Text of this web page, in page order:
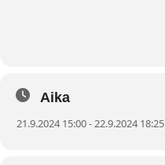
Aika
21.9.2024 15:00 - 22.9.2024 18:25